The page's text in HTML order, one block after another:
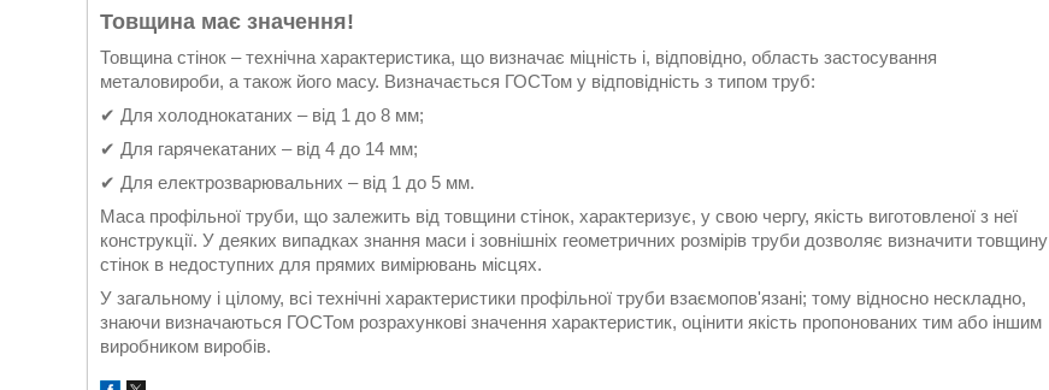
Товщина має значення!
Товщина стінок – технічна характеристика, що визначає міцність і, відповідно, область застосування
металовироби, а також його масу. Визначається ГОСТом у відповідність з типом труб:
✔ Для холоднокатаних – від 1 до 8 мм;
✔ Для гарячекатаних – від 4 до 14 мм;
✔ Для електрозварювальних – від 1 до 5 мм.
Маса профільної труби, що залежить від товщини стінок, характеризує, у свою чергу, якість виготовленої з неї
конструкції. У деяких випадках знання маси і зовнішніх геометричних розмірів труби дозволяє визначити товщину
стінок в недоступних для прямих вимірювань місцях.
У загальному і цілому, всі технічні характеристики профільної труби взаємопов'язані; тому відносно нескладно,
знаючи визначаються ГОСТом розрахункові значення характеристик, оцінити якість пропонованих тим або іншим
виробником виробів.